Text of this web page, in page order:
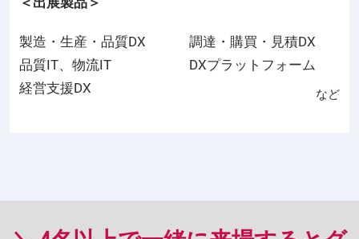
製造・生産・品質DX
品質IT、物流IT
経営支援DX
調達・購買・見積DX
DXプラットフォーム
など